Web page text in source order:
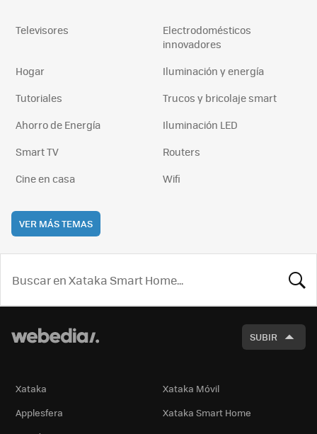
Televisores
Electrodomésticos
innovadores
Hogar
Iluminación y energía
Tutoriales
Trucos y bricolaje smart
Ahorro de Energía
Iluminación LED
Smart TV
Routers
Cine en casa
Wifi
VER MÁS TEMAS
SUBIR
Xataka
Xataka Móvil
Applesfera
Xataka Smart Home